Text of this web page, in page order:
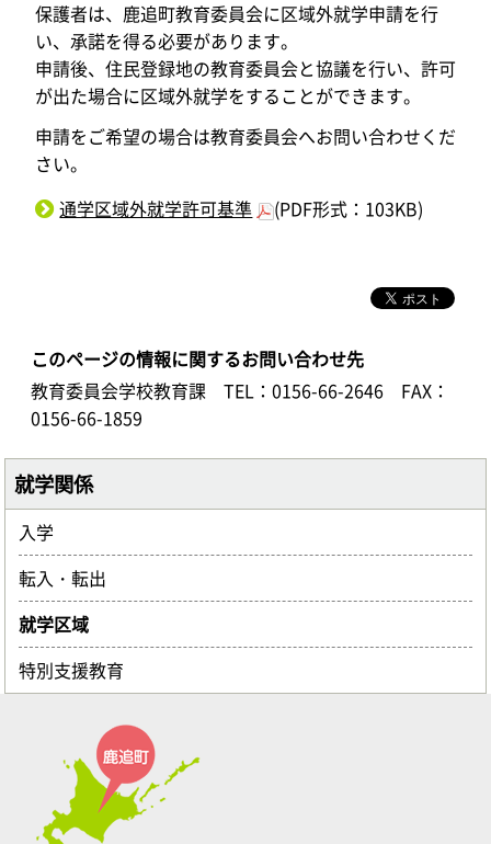
保護者は、鹿追町教育委員会に区域外就学申請を行
い、承諾を得る必要があります。
申請後、住民登録地の教育委員会と協議を行い、許可
が出た場合に区域外就学をすることができます。
申請をご希望の場合は教育委員会へお問い合わせくだ
さい。
通学区域外就学許可基準
(PDF形式：103KB)
このページの情報に関するお問い合わせ先
教育委員会学校教育課
TEL：0156-66-2646
FAX：
0156-66-1859
就学関係
入学
転入・転出
就学区域
特別支援教育